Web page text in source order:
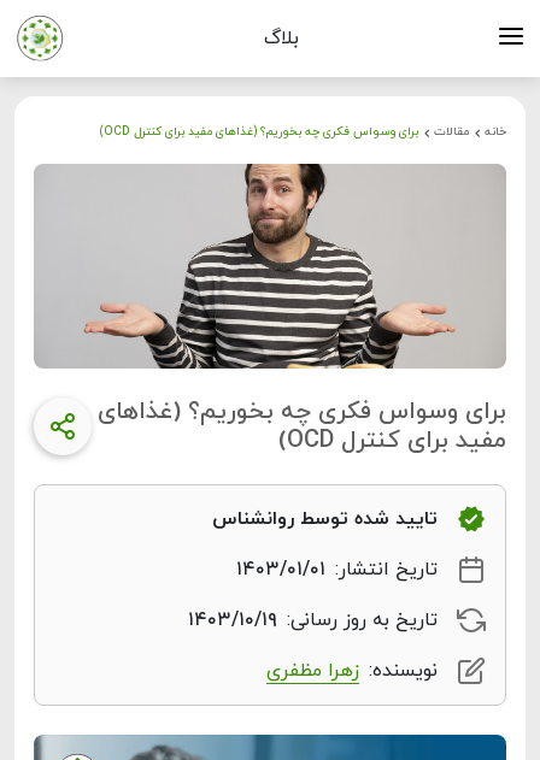
بلاگ
خانه مقالات برای وسواس فکری چه بخوریم؟ (غذاهای مفید برای کنترل OCD)
برای وسواس فکری چه بخوریم؟ (غذاهای
مفید برای کنترل OCD)
تایید شده توسط روانشناس
تاریخ انتشار: ۱۴۰۳/۰۱/۰۱
تاریخ به روز رسانی: ۱۴۰۳/۱۰/۱۹
نویسنده: زهرا مظفری